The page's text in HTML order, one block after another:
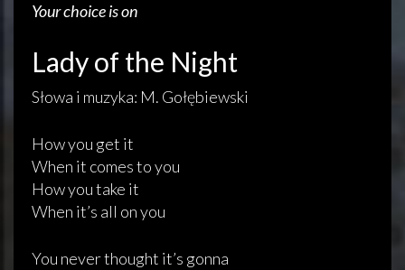
Your choice is on
Lady of the Night
Słowa i muzyka: M. Gołębiewski
How you get it
When it comes to you
How you take it
When it’s all on you
You never thought it’s gonna